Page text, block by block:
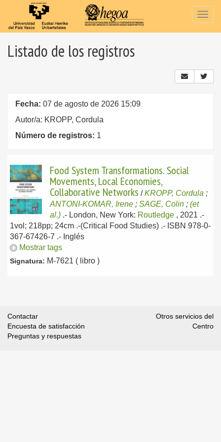
Listado de los registros
Fecha: 07 de agosto de 2026 15:09
Autor/a: KROPP, Cordula
Número de registros: 1
Food System Transformations. Social
Movements, Local Economies,
Collaborative Networks /KROPP, Cordula ;
ANTONI-KOMAR, Irene ; SAGE, Colin ; (et
al.) .- London, New York: Routledge , 2021 .-
1vol; 218pp; 24cm .-(Critical Food Studies) .- ISBN 978-0-
367-67426-7 .- Inglés
Mostrar tags
Signatura: M-7621 ( libro )
Contactar
Encuesta de satisfacción
Preguntas y respuestas
Otros servicios del
Centro